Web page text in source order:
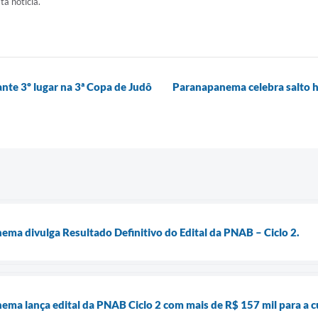
3º lugar na 3ª Copa de Judô Paranapanema celebra salto
divulga Resultado Definitivo do Edital da PNAB – Ciclo 2.
lança edital da PNAB Ciclo 2 com mais de R$ 157 mil para a